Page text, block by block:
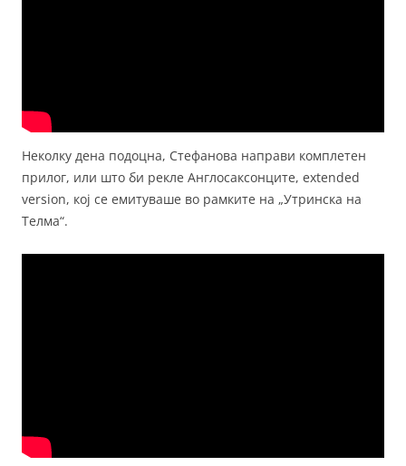
Неколку дена подоцна, Стефанова направи комплетен
прилог, или што би рекле Англосаксонците, extended
version, кој се емитуваше во рамките на „Утринска на
Телма“.